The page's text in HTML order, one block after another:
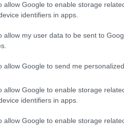
allow Google to enable storage
identifiers in apps.
allow my user data to be sent to
allow Google to send me
allow Google to enable storage
identifiers in apps.
allow Google to enable storage
sulla
specifica: la
e giustificato dall’
con cui viene applicato.
una struttura